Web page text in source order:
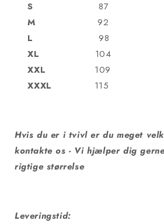
S 87
M 92
L 98
XL 104
XXL 109
XXXL 115
Hvis du er i tvivl er du meget
kontakte os - Vi hjælper dig
rigtige størrelse
Leveringstid: